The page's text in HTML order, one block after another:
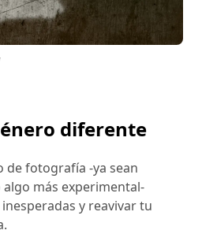
diferente
de fotografía -ya sean
más experimental-
y reavivar tu